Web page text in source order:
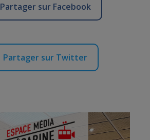
Partager sur Facebook
Partager sur Twitter